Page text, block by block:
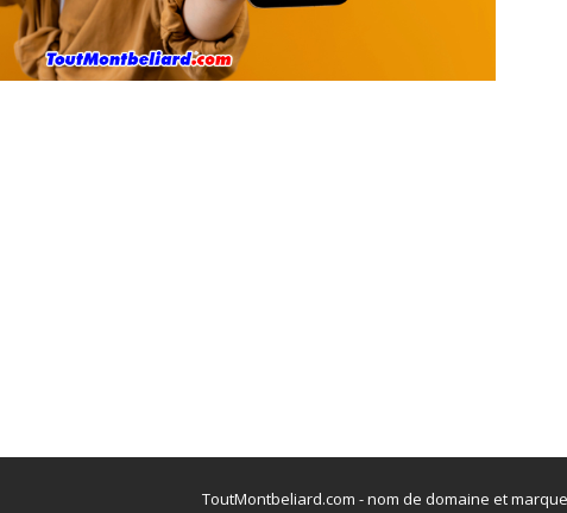
ToutMontbeliard.com - nom de domaine et